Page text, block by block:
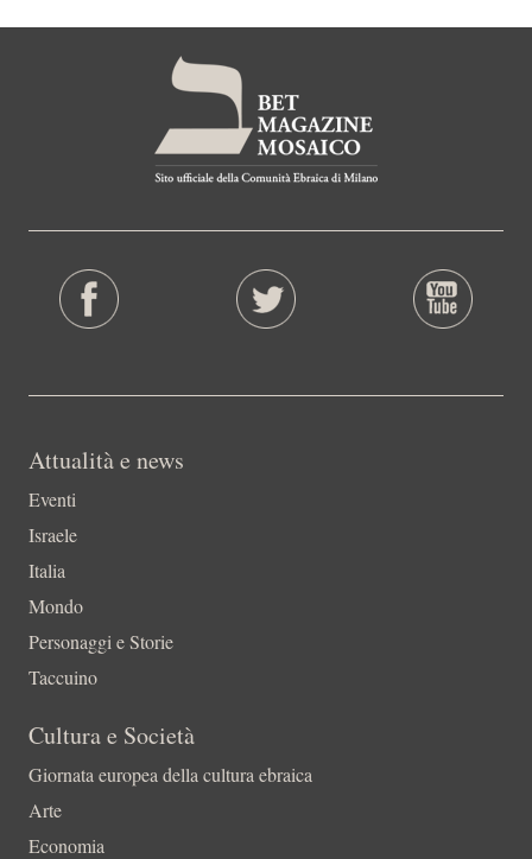
Attualità e news
Eventi
Israele
Italia
Mondo
Personaggi e Storie
Taccuino
Cultura e Società
Giornata europea della cultura ebraica
Arte
Economia